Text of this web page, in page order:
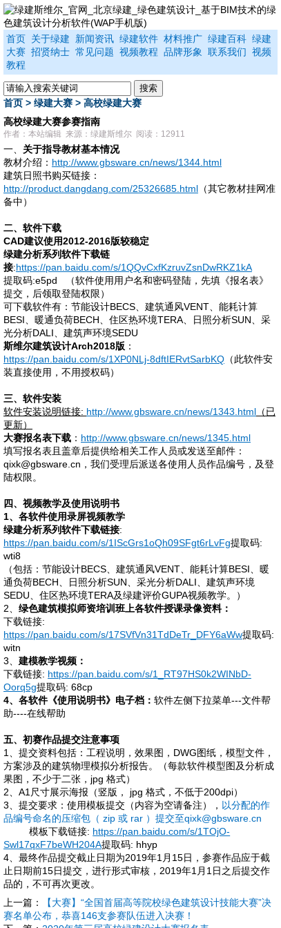
首页 关于绿建 新闻资讯 绿建软件 材料推广 绿建百科 绿建
大赛 招贤纳士 常见问题 视频教程 品牌形象 联系我们 视频
教程
首页 > 绿建大赛 > 高校绿建大赛
高校绿建大赛参赛指南
作者：本站编辑 来源：绿建斯维尔 阅读：12911
一、 关于指导教材基本情况
教材介绍： http://www.gbsware.cn/news/1344.html
建筑日照书购买链接：
http://product.dangdang.com/25326685.html （其它教材挂网准
备中）
二、软件下载
CAD建议使用2012-2016版较稳定
绿建分析系列软件下载链
接:https://pan.baidu.com/s/1QQvCxfKzruvZsnDwRKZ1kA
提取码:e5pd
（软件使用用户名和密码登陆，先填《报名表》
提交，后领取登陆权限）
可下载软件有：节能设计BECS、建筑通风VENT、能耗计算
BESI、暖通负荷BECH、住区热环境TERA、日照分析SUN、采
光分析DALI、建筑声环境SEDU
斯维尔建筑设计Arch2018版 ：
https://pan.baidu.com/s/1XP0NLj-8dftIERvtSarbKQ （此软件安
装直接使用，不用授权码）
三、软件安装
软件安装说明链接: http://www.gbsware.cn/news/1343.html （已
更新）
大赛报名表下载 ： http://www.gbsware.cn/news/1345.html
填写报名表且盖章后提供给相关工作人员或发送至邮件：
qixk@gbsware.cn，我们受理后派送各使用人员作品编号，及登
陆权限。
四、视频教学及使用说明书
1、各软件使用录屏视频教学
绿建分析系列软件下载链接:
https://pan.baidu.com/s/1IScGrs1oQh09SFgt6rLvFg提取码:
wti8
（包括：节能设计BECS、建筑通风VENT、能耗计算BESI、暖
通负荷BECH、日照分析SUN、采光分析DALI、建筑声环境
SEDU、住区热环境TERA及绿建评价GUPA视频教学。）
2、 绿色建筑模拟师资培训班上各软件授课录像资料：
下载链接:
https://pan.baidu.com/s/17SVfVn31TdDeTr_DFY6aWw提取码:
witn
3、 建模教学视频：
下载链接: https://pan.baidu.com/s/1_RT97HS0k2WINbD-
Oorq5g提取码: 68cp
4、各软件《使用说明书》电子档： 软件左侧下拉菜单---文件帮
助----在线帮助
五、初赛作品提交注意事项
1、提交资料包括 ：工程说明，效果图， DWG图纸，模型文件，
方案涉及的建筑物理模拟分析报告。（每款软件模型图及分析成
果图，不少于二张， jpg 格式）
2、A1尺寸展示海报（竖版， jpg 格式，不低于200dpi）
3、提交要求：使用模板提交（内容为空请备注）， 以分配的作
品编号命名的压缩包（ zip 或 rar ）提交至qixk@gbsware.cn
模板下载链接: https://pan.baidu.com/s/1TOjO-
Swl17qxF7beWH204A提取码: hhyp
4、 最终作品提交截止日期为2019年1月15日， 参赛作品应于截
止日期前15日提交，进行形式审核，2019年1月1日之后提交作
品的，不可再次更改。
上一篇：
【大赛】“全国首届高等院校绿色建筑设计技能大赛”决
赛名单公布，恭喜146支参赛队伍进入决赛！